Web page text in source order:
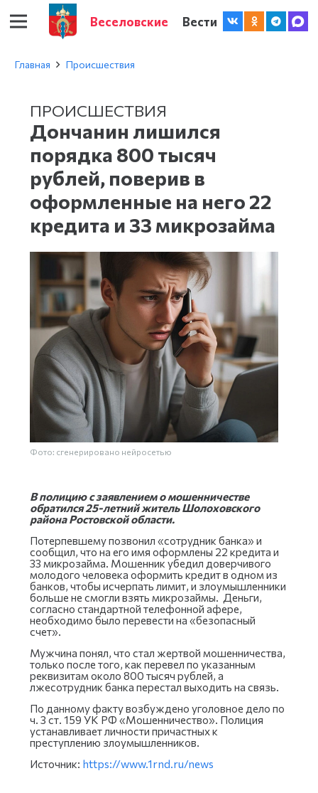
Веселовские Вести
Главная Происшествия
ПРОИСШЕСТВИЯ
Дончанин лишился
порядка 800 тысяч
рублей, поверив в
оформленные на него 22
кредита и 33 микрозайма
Фото: сгенерировано нейросетью
В полицию с заявлением о мошенничестве
обратился 25-летний житель Шолоховского
района Ростовской области.
Потерпевшему позвонил «сотрудник банка» и
сообщил, что на его имя оформлены 22 кредита и
33 микрозайма. Мошенник убедил доверчивого
молодого человека оформить кредит в одном из
банков, чтобы исчерпать лимит, и злоумышленники
больше не смогли взять микрозаймы. Деньги,
согласно стандартной телефонной афере,
необходимо было перевести на «безопасный
счет».
Мужчина понял, что стал жертвой мошенничества,
только после того, как перевел по указанным
реквизитам около 800 тысяч рублей, а
лжесотрудник банка перестал выходить на связь.
По данному факту возбуждено уголовное дело по
ч. 3 ст. 159 УК РФ «Мошенничество». Полиция
устанавливает личности причастных к
преступлению злоумышленников.
Источник: https://www.1rnd.ru/news